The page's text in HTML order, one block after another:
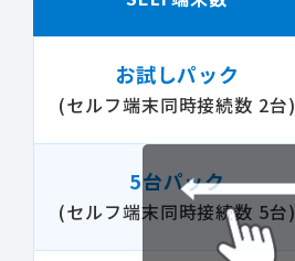
お試しパック
(セルフ端末同時接続数 2台)
5台パック
(セルフ端末同時接続数 5台)